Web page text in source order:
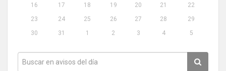
16
17 18 19 20 21
22
23
24 25 26 27 28
29
30
31 1 2 3 4 5